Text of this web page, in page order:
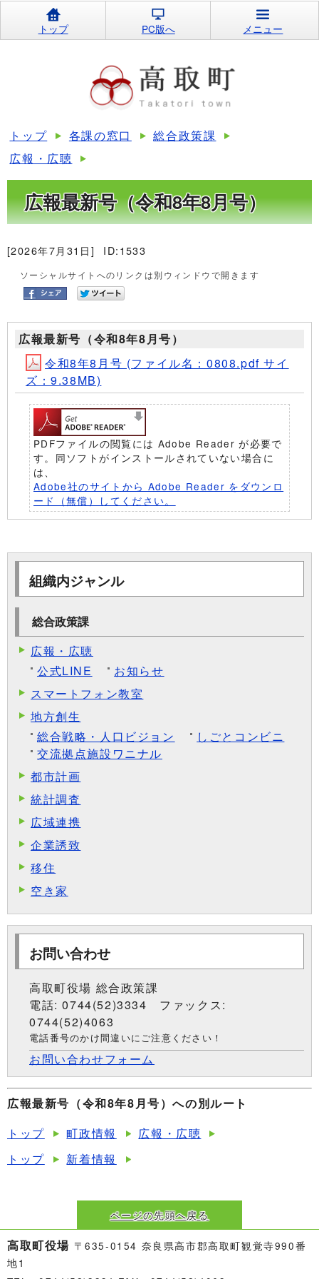
トップ PC版へ メニュー
トップ 各課の窓口
総合政策課
広報・広聴
広報最新号（令和8年8月号）
[2026年7月31日] ID:1533
ソーシャルサイトへのリンクは別ウィンドウで開きます
広報最新号（令和8年8月号）
令和8年8月号 (ファイル名：0808.pdf サイ
ズ：9.38MB)
PDFファイルの閲覧には Adobe Reader が必要で
す。同ソフトがインストールされていない場合に
は、
Adobe社のサイトから Adobe Reader をダウンロ
ード（無償）してください。
組織内ジャンル
総合政策課
広報・広聴
公式LINE
お知らせ
スマートフォン教室
地方創生
総合戦略・人口ビジョン
しごとコンビニ
交流拠点施設ワニナル
都市計画
統計調査
広域連携
企業誘致
移住
空き家
お問い合わせ
高取町役場 総合政策課
電話: 0744(52)3334 ファックス:
0744(52)4063
電話番号のかけ間違いにご注意ください！
お問い合わせフォーム
広報最新号（令和8年8月号）への別ルート
トップ
町政情報
広報・広聴
トップ
新着情報
ページの先頭へ戻る
高取町役場 〒635-0154 奈良県高市郡高取町観覚寺990番
地1